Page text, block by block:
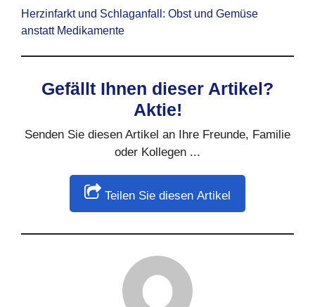
Herzinfarkt und Schlaganfall: Obst und Gemüse
anstatt Medikamente
Gefällt Ihnen dieser Artikel?
Aktie!
Senden Sie diesen Artikel an Ihre Freunde, Familie
oder Kollegen ...
Teilen Sie diesen Artikel